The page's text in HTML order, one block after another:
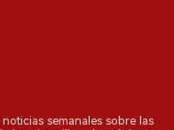
semanales sobre las